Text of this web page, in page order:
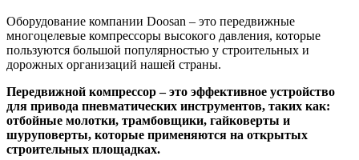
Оборудование компании Doosan – это передвижные
многоцелевые компрессоры высокого давления, которые
пользуются большой популярностью у строительных и
дорожных организаций нашей страны.
Передвижной компрессор – это эффективное устройство
для привода пневматических инструментов, таких как:
отбойные молотки, трамбовщики, гайковерты и
шуруповерты, которые применяются на открытых
строительных площадках.